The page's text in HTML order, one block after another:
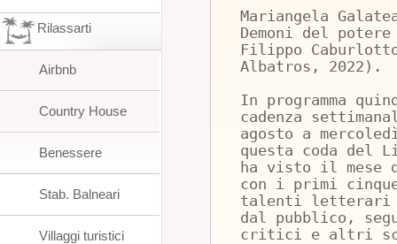
Mariangela
Demoni del potere
Filippo
Albatros, 2022).
In programma
cadenza
agosto a
questa coda del
ha visto il mese
con i primi
talenti letterari
dal pubblico,
critici e altri
Rilassarti
Airbnb
Country House
Benessere
Stab. Balneari
Villaggi turistici